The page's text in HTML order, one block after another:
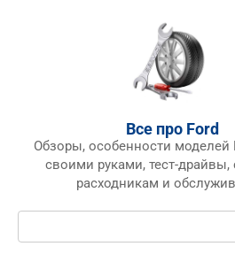
Все про Ford
Обзоры, особенности моделей
своими руками, тест-драйвы,
расходникам и
Поиск: